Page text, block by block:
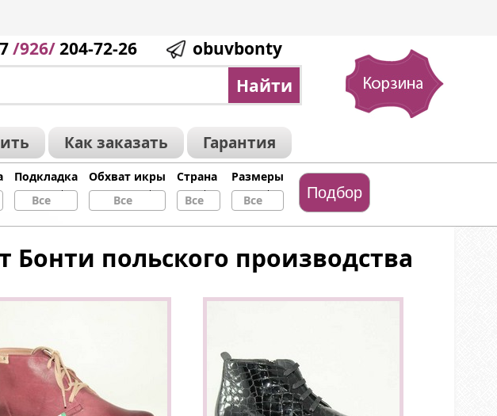
/926/204-72-26
obuvbonty
Как заказать
Гарантия
Подкладка
Все
Обхват икры
Все
Страна
Все
Размеры
Все
польского производства